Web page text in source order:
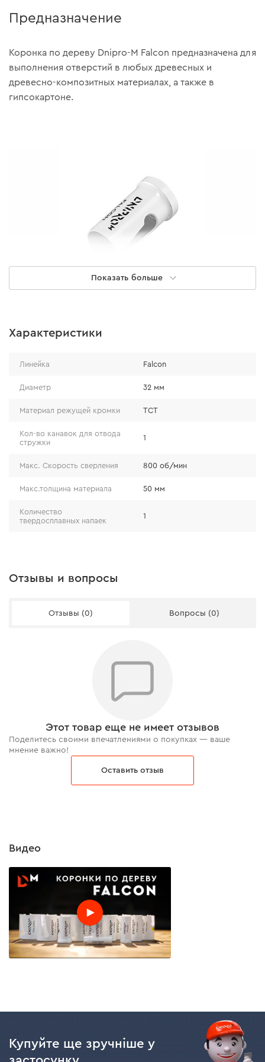
Предназначение
Коронка по дереву Dnipro-M Falcon предназначена для
выполнения отверстий в любых древесных и
древесно-композитных материалах, а также в
гипсокартоне.
увеличенная высота стенки коронки, позволяет
повышенный ресурс благодаря напайкам,
изготовленным из качественного твердосплава
(92 HRC);
специальные прорези на стенке коронки
стружки и легкому изъятию остатков материала
Показать больше
Характеристики
Линейка Falcon
Диаметр 32 мм
Материал режущей кромки TCT
Кол-во канавок для отвода
стружки
1
Макс. Cкорость сверления 800 об/мин
Макс.толщина материала 50 мм
Количество
твердосплавных напаек
1
Отзывы и вопросы
Отзывы (0) Вопросы (0)
Этот товар еще не имеет отзывов
Поделитесь своими впечатлениями о покупках — ваше
мнение важно!
Оставить отзыв
Видео
Купуйте ще зручніше у